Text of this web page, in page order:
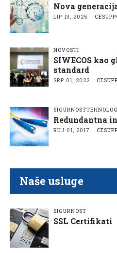
Nova
LIP 13, 2025
NOVOSTI
SIWECOS kao
standard
SRP 01, 2022
SIGURNOST
Redundantna
RUJ 01, 2017
Naše usluge
SIGURNOST
SSL Certifikati